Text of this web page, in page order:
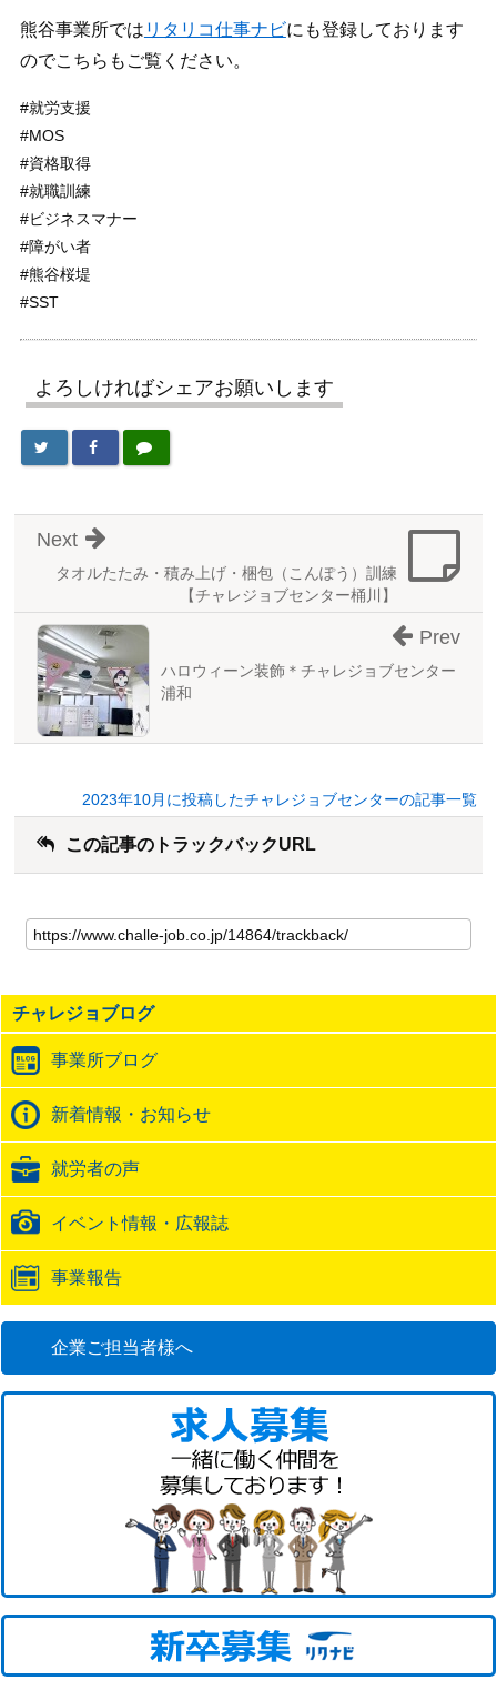
熊谷事業所では リタリコ仕事ナビにも登録しております
のでこちらもご覧ください。
#就労支援
#MOS
#資格取得
#就職訓練
#ビジネスマナー
#障がい者
#熊谷桜堤
#SST
よろしければシェアお願いします
タオルたたみ・積み上げ・梱包（こんぽう）訓練
【チャレジョブセンター桶川】
Next
ハロウィーン装飾＊チャレジョブセンター
浦和
Prev
2023年10月に投稿したチャレジョブセンターの記事一覧
この記事のトラックバックURL
の
記
の
ト
ッ
ク
バ
ッ
URL
チャレジョブログ
事業所ブログ
新着情報・お知らせ
就労者の声
イベント情報・広報誌
事業報告
企業ご担当者様へ